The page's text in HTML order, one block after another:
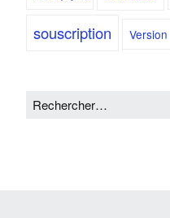
souscription Version